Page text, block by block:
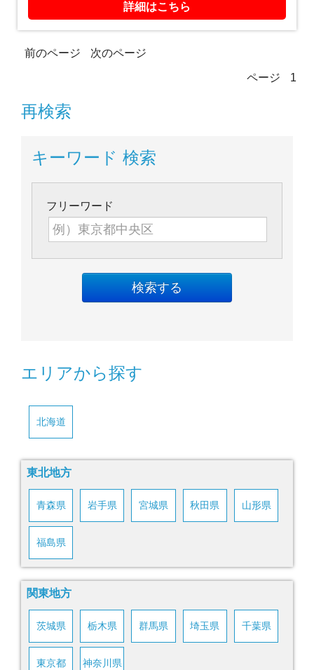
詳細はこちら
前のページ 次のページ
ページ 1
再検索
キーワード 検索
フリーワード
エリアから探す
北海道
東北地方
青森県 岩手県 宮城県 秋田県 山形県
福島県
関東地方
茨城県 栃木県 群馬県 埼玉県 千葉県
東京都 神奈川県